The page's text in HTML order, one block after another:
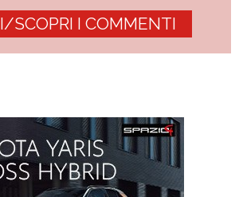
SCOPRI I COMMENTI